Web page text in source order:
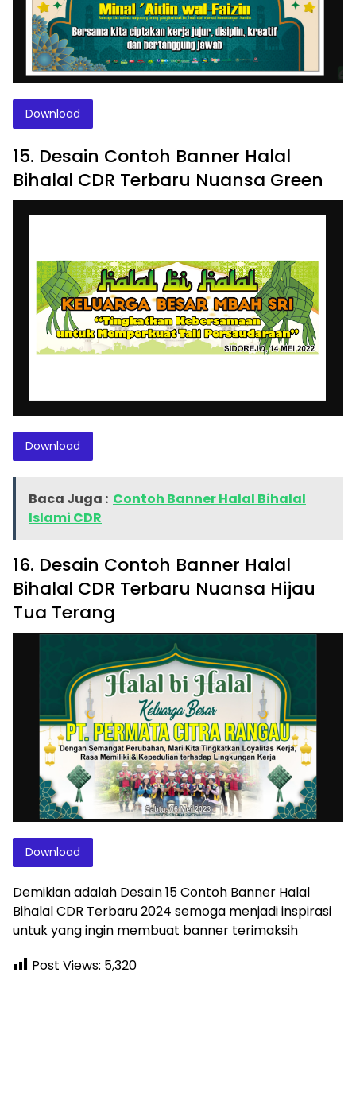
Download
15. Desain Contoh Banner Halal
Bihalal CDR Terbaru Nuansa Green
Download
Baca Juga : Contoh Banner Halal Bihalal
Islami CDR
16. Desain Contoh Banner Halal
Bihalal CDR Terbaru Nuansa Hijau
Tua Terang
Download
Demikian adalah Desain 15 Contoh Banner Halal
Bihalal CDR Terbaru 2024 semoga menjadi inspirasi
untuk yang ingin membuat banner terimaksih
Post Views: 5,320